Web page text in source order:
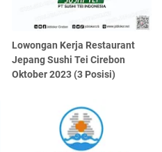
Lowongan Kerja Restaurant
Jepang Sushi Tei Cirebon
Oktober 2023 (3 Posisi)